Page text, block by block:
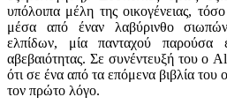
υπόλοιπα μέλη της οικογένειας,
μέσα από έναν λαβύρινθο
ελπίδων, μία πανταχού παρούσα
αβεβαιότητας. Σε συνέντευξή του ο
ότι σε ένα από τα επόμενα βιβλία του
τον πρώτο λόγο.